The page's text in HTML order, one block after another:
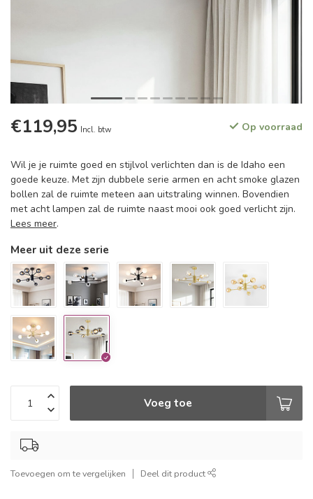
€119,95 Incl. btw Op voorraad
Wil je je ruimte goed en stijlvol verlichten dan is de Idaho een
goede keuze. Met zijn dubbele serie armen en acht smoke glazen
bollen zal de ruimte meteen aan uitstraling winnen. Bovendien
met acht lampen zal de ruimte naast mooi ook goed verlicht zijn.
Lees meer.
Meer uit deze serie
Voeg toe
Toevoegen om te vergelijken Deel dit product